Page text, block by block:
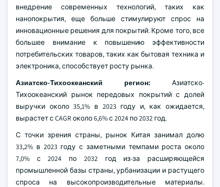
внедрение современных технологий, таких как
нанопокрытия, еще больше стимулируют спрос на
инновационные решения для покрытий. Кроме того, все
большее внимание к повышению эффективности
потребительских товаров, таких как бытовая техника и
электроника, способствует росту рынка.
Азиатско-Тихоокеанский регион: Азиатско-
Тихоокеанский рынок передовых покрытий с долей
выручки около 35,1% в 2023 году и, как ожидается,
вырастет с CAGR около 6,6% с 2024 по 2032 год.
С точки зрения страны, рынок Китая занимал долю
33,2% в 2023 году с заметными темпами роста около
7,0% с 2024 по 2032 год из-за расширяющейся
промышленной базы страны, урбанизации и растущего
спроса на высокопроизводительные материалы.